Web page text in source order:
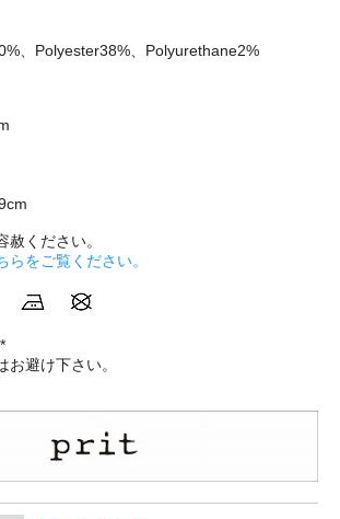
、Polyester38%、Polyurethane2%
ください。
らをご覧ください。
お避け下さい。